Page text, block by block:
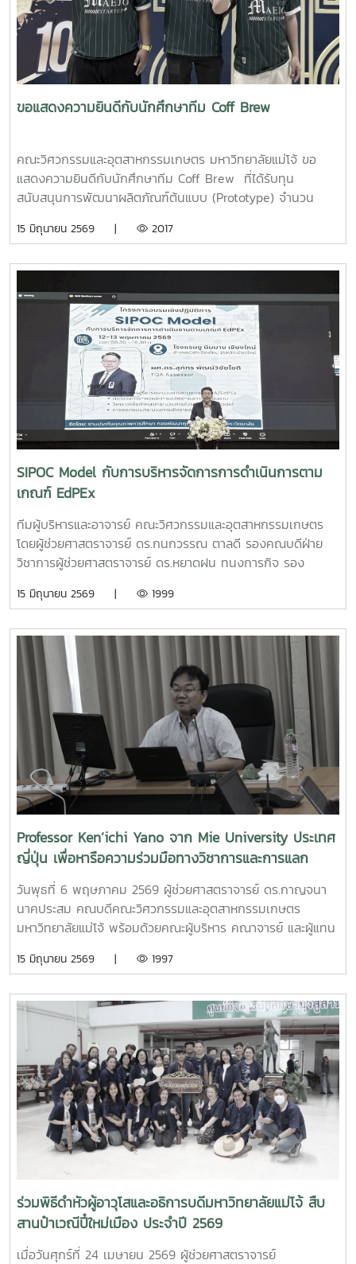
ขอแสดงความยินดีกับนักศึกษาทีม Coff Brew
คณะวิศวกรรมและอุตสาหกรรมเกษตร มหาวิทยาลัยแม่โจ้ ขอ
แสดงความยินดีกับนักศึกษาทีม Coff Brew ที่ได้รับทุน
สนับสนุนการพัฒนาผลิตภัณฑ์ต้นแบบ (Prototype) จำนวน
2026 รอบภูมิภาค ภาคเหนือ ซึ่งจัดขึ้นเมื่อวันที่ 11 พฤษภาคม
เหนือ) จังหวัดเชียงใหม่ ผลงาน“เครื่องสกัดกาแฟรูปแบบใหม่โดย
ใช้เทคโนโลยี PLU”สมาชิกทีม• นายอนุพงศ์ เขื่อนแก้วนักศึกษา
ปริญญาโท คณะวิศวกรรมและอุตสาหกรรมเกษตร• นายอาทิตย์
ด่านกระโทกนักศึกษาปริญญาโท คณะวิศวกรรมและอุตสาหกรรม
เกษตร• นายตันติกร กันนานักศึกษาปริญญาตรี คณะ
บริหารธุรกิจ• Nirmala Bhuvana Chandra
Ramisettyนักศึกษาปริญญาโท วิทยาลัยนานาชาติอาจารย์ที่
ปรึกษารองศาสตราจารย์ ดร.จตุรภัทร วาฤทธิ์คณะวิศวกรรมและ
อุตสาหกรรมเกษตรการแข่งขัน Startup Thailand League
2026 เป็นเวทีสำคัญในการส่งเสริมศักยภาพนักศึกษาด้าน
นวัตกรรมและการเป็นผู้ประกอบการรุ่นใหม่ โดยเปิดโอกาสให้
นักศึกษาได้นำเสนอแนวคิดธุรกิจและผลงานนวัตกรรมสู่การ
พัฒนาเชิงพาณิชย์ในระดับประเทศทั้งนี้ ทีม Coff Brew ได้รับ
คัดเลือกให้พัฒนาผลงานต้นแบบและเตรียมเข้าร่วมกิจกรรม
Demo Day ระหว่างวันที่ 25–27 มิถุนายน 2569 ณ ศูนย์การค้า
สยามพารากอน กรุงเทพมหานคร เพื่อจัดแสดงผลงานต่อนัก
ไปคณะวิศวกรรมและอุตสาหกรรมเกษตร ขอร่วมชื่นชมและภาค
นักศึกษา ที่สามารถต่อยอดองค์ความรู้สู่การสร้างนวัตกรรมและ
การเป็นผู้ประกอบการแห่งอนาคตได้อย่างโดดเด่นCr:อุทยาน
วิทยาศาสตร์เทคโนโลยีเกษตรและอาหาร Maejo Agro Food
Park
(MAP)https://www.facebook.com/share/18ZhSJ8uJx/
15 มิถุนายน 2569 | 2017
SIPOC Model กับการบริหารจัดการการดำเนินการตาม
เกณฑ์ EdPEx
ทีมผู้บริหารและอาจารย์ คณะวิศวกรรมและอุตสาหกรรมเกษตร
โดยผู้ช่วยศาสตราจารย์ ดร.กนกวรรณ ตาลดี รองคณบดีฝ่าย
วิชาการผู้ช่วยศาสตราจารย์ ดร.หยาดฝน ทนงการกิจ รอง
ดร.พิไลวรรณ พรประสิทธ์ ผู้ช่วยคณบดีฝ่ายบริหารและเทคโนโลยี
หลักสูตรวิศวกรรมศาสตรบัณฑิต สาขาวิศวกรรมอาหารเข้าร่วม
การอบรมเชิงปฏิบัติการ "SIPOC Model กับการบริหารจัดการ
การดำเนินการตามเกณฑ์ EdPEx" ใน วันที่ 12-13 พฤษภาคม
2569 ที่โรงแรมยูนิมมาน โดย ได้รับเกียรติจาก "ผู้ช่วย
ศาสตราจารย์ ดร.สุภัทร พัฒน์วิชัยโชติ" คณะวิศวกรรมศาสตร์
มหาวิทยาลัยเกษตรศาสตร์ เป็นวิทยากรการอบรมครั้งนี้ช่วยส่ง
เสริมให้บุคลากรนำความรู้ที่ได้ ใช้ในการวิเคราะห์ วางระบบและ
เชื่อมโยงกระบวนการ เพื่อมุ่งสู่ความเป็นเลิศขององค์กร
15 มิถุนายน 2569 | 1999
Professor Ken’ichi Yano จาก Mie University ประเทศ
ญี่ปุ่น เพื่อหารือความร่วมมือทางวิชาการและการแลก
เปลี่ยนนักศึกษา
วันพุธที่ 6 พฤษภาคม 2569 ผู้ช่วยศาสตราจารย์ ดร.กาญจนา
นาคประสม คณบดีคณะวิศวกรรมและอุตสาหกรรมเกษตร
มหาวิทยาลัยแม่โจ้ พร้อมด้วยคณะผู้บริหาร คณาจารย์ และผู้แทน
วิทยาศาสตร์การอาหาร หลักสูตรระดับบัณฑิตศึกษา และคณะ
ศาสตราจารย์สาขาวิชาวิศวกรรมเครื่องกล และผู้ช่วยอธิการบดี
ด้านการพัฒนานักวิจัยรุ่นใหม่ จาก Mie University ประเทศ
ญี่ปุ่น ในโอกาสเดินทางมาเยี่ยมชมคณะฯ และหารือแนวทางความ
ร่วมมือทางวิชาการ ณ คณะวิศวกรรมและอุตสาหกรรมเกษตร
มหาวิทยาลัยแม่โจ้ในการนี้ ได้มีการนำเสนอวีดิทัศน์แนะนำ
มหาวิทยาลัยและคณะฯ พร้อมแลกเปลี่ยนแนวทางการสร้างความ
ร่วมมือด้านวิชาการ การวิจัย และการแลกเปลี่ยนนักศึกษาในระดับ
ปริญญาตรีและบัณฑิตศึกษา ระหว่างสองสถาบันProfessor
Ken’ichi Yano ได้นำเสนอผลงานวิจัยในหัวข้อ “Medical,
Welfare, and Care-support Robotics” และ “Automation
Engineering, Welfare Robots and Nursing Care
Systems” ซึ่งเกี่ยวข้องกับเทคโนโลยีหุ่นยนต์เพื่อการแพทย์ การ
ดูแลผู้สูงอายุ และระบบสนับสนุนงานด้านสวัสดิการและการ
พยาบาล รวมถึงการออกแบบและพัฒนาหุ่นยนต์สำหรับภารกิจ
15 มิถุนายน 2569 | 1997
ร่วมพิธีดำหัวผู้อาวุโสและอธิการบดีมหาวิทยาลัยแม่โจ้ สืบ
สานป๋าเวณีปี๋ใหม่เมือง ประจำปี 2569
เมื่อวันศุกร์ที่ 24 เมษายน 2569 ผู้ช่วยศาสตราจารย์